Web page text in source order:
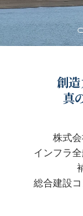
創
真
株式
インフラ全
総合建設